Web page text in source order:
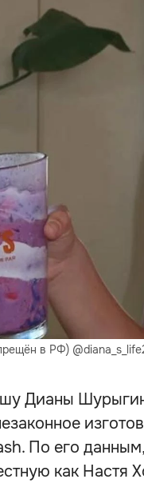
в РФ)
Дианы
По его
как Настя